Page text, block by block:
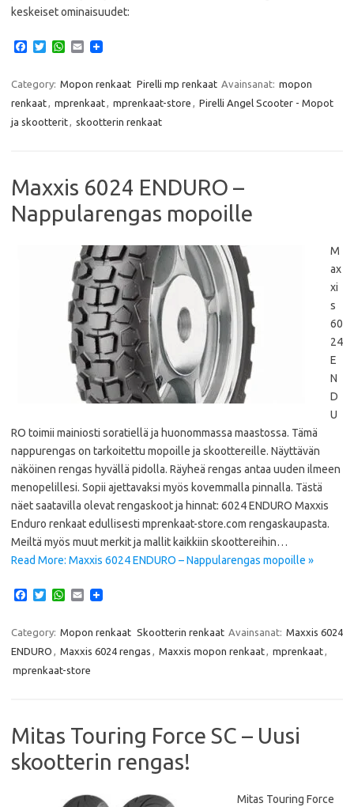
keskeiset ominaisuudet:
e
b
o
o
T
t
e
r
W
t
A
p
E
i
l
Category: Mopon renkaat Pirelli mp renkaat Avainsanat: mopon
renkaat, mprenkaat, mprenkaat-store , Pirelli Angel Scooter - Mopot
ja skootterit, skootterin renkaat
Maxxis 6024 ENDURO –
Nappularengas mopoille
M
ax
xi
s
60
24
E
N
D
U
RO toimii mainiosti soratiellä ja huonommassa maastossa. Tämä
nappurengas on tarkoitettu mopoille ja skoottereille. Näyttävän
näköinen rengas hyvällä pidolla. Räyheä rengas antaa uuden ilmeen
menopelillesi. Sopii ajettavaksi myös kovemmalla pinnalla. Tästä
näet saatavilla olevat rengaskoot ja hinnat: 6024 ENDURO Maxxis
Enduro renkaat edullisesti mprenkaat-store.com rengaskaupasta.
Meiltä myös muut merkit ja mallit kaikkiin skoottereihin…
Read More: Maxxis 6024 ENDURO – Nappularengas mopoille »
e
b
o
o
T
t
t
e
r
W
t
s
A
p
E
i
l
Category: Mopon renkaat Skootterin renkaat Avainsanat: Maxxis 6024
ENDURO , Maxxis 6024 rengas , Maxxis mopon renkaat, mprenkaat,
mprenkaat-store
Mitas Touring Force SC – Uusi
skootterin rengas!
Mitas Touring Force